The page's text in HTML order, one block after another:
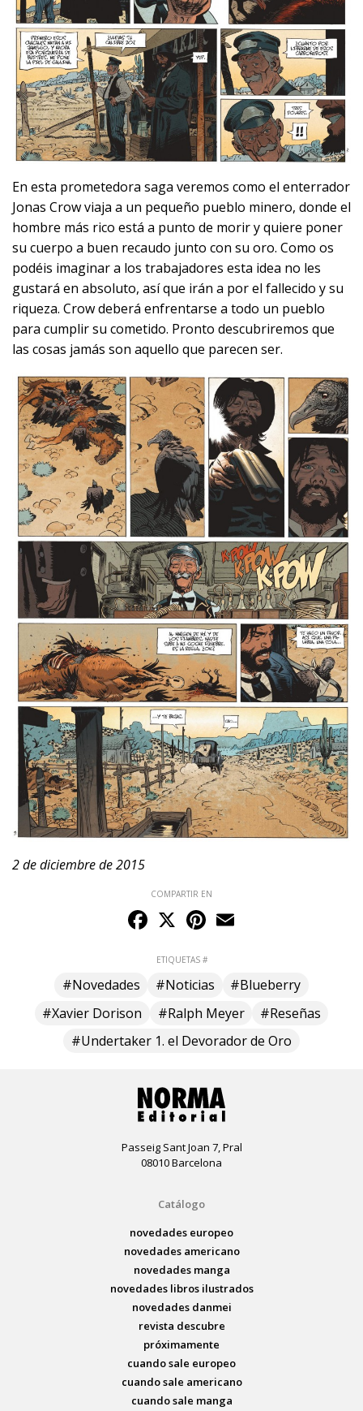
En esta prometedora saga veremos como el enterrador
Jonas Crow viaja a un pequeño pueblo minero, donde el
hombre más rico está a punto de morir y quiere poner
su cuerpo a buen recaudo junto con su oro. Como os
podéis imaginar a los trabajadores esta idea no les
gustará en absoluto, así que irán a por el fallecido y su
riqueza. Crow deberá enfrentarse a todo un pueblo
para cumplir su cometido. Pronto descubriremos que
las cosas jamás son aquello que parecen ser.
2 de diciembre de 2015
COMPARTIR EN
Facebook
X Pinterest
ETIQUETAS #
#Novedades #Noticias
#Blueberry
#Xavier Dorison
#Ralph Meyer
#Reseñas
#Undertaker 1. el Devorador de Oro
Passeig Sant Joan 7, Pral
08010 Barcelona
Catálogo
novedades europeo
novedades americano
novedades manga
novedades libros ilustrados
novedades danmei
revista descubre
próximamente
cuando sale europeo
cuando sale americano
cuando sale manga